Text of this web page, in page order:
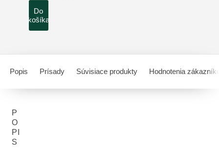
Do
košíka
Popis Prísady Súvisiace produkty Hodnotenia
P
O
PI
S